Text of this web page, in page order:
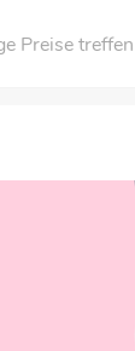
Preise treffen